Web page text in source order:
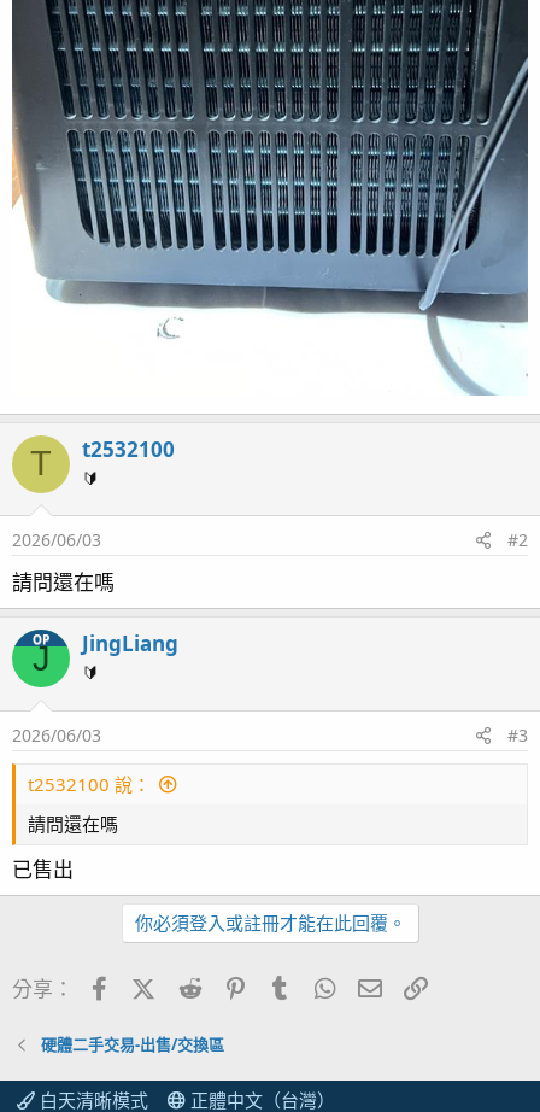
T t2532100
🔰
2026/06/03 #2
請問還在嗎
OP
J JingLiang
🔰
2026/06/03 #3
t2532100 說：
請問還在嗎
已售出
你必須登入或註冊才能在此回覆。
分享： FacebookX (Twitter)
Reddit PinterestTumblrWhatsApp電子郵件
硬體二手交易-出售/交換區
白天清晰模式 正體中文（台灣）